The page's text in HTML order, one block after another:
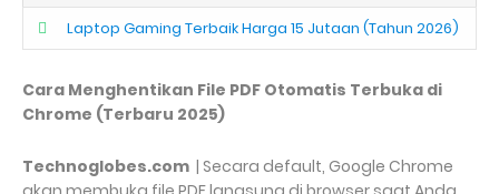
Laptop Gaming Terbaik Harga 15 Jutaan (Tahun 2026)
Cara Menghentikan File PDF Otomatis Terbuka di
Chrome (Terbaru 2025)
Technoglobes.com | Secara default, Google Chrome